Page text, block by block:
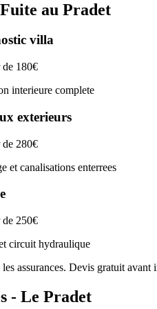
au Pradet
villa
180€
interieure complete
exterieurs
280€
et canalisations enterrees
250€
circuit hydraulique
assurances. Devis gratuit avant
- Le Pradet